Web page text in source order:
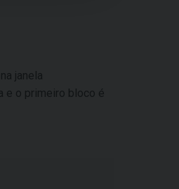
janela
e o primeiro bloco é